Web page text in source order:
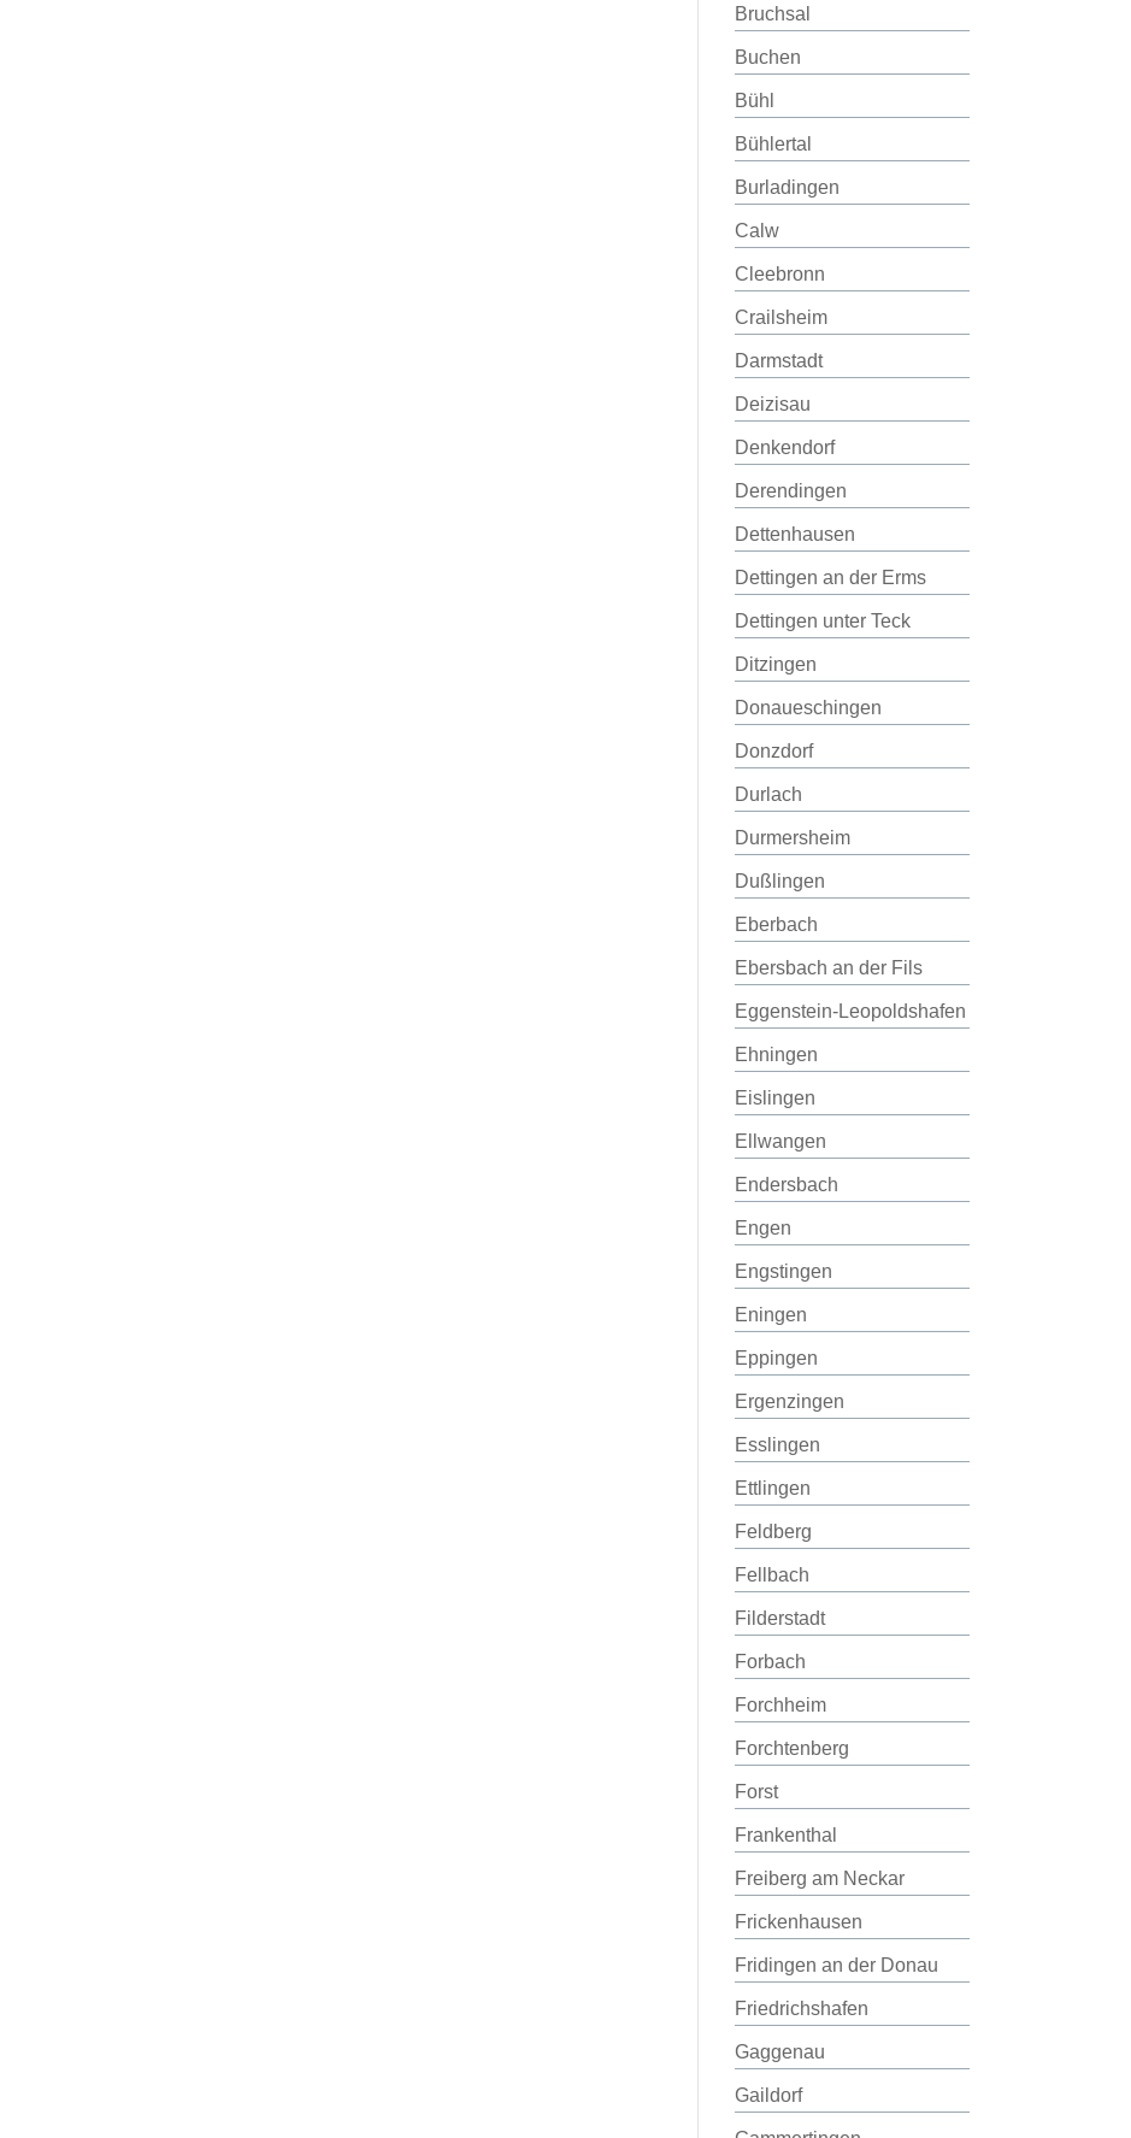
Bruchsal
Buchen
Bühl
Bühlertal
Burladingen
Calw
Cleebronn
Crailsheim
Darmstadt
Deizisau
Denkendorf
Derendingen
Dettenhausen
Dettingen an der Erms
Dettingen unter Teck
Ditzingen
Donaueschingen
Donzdorf
Durlach
Durmersheim
Dußlingen
Eberbach
Ebersbach an der Fils
Eggenstein-Leopoldshafen
Ehningen
Eislingen
Ellwangen
Endersbach
Engen
Engstingen
Eningen
Eppingen
Ergenzingen
Esslingen
Ettlingen
Feldberg
Fellbach
Filderstadt
Forbach
Forchheim
Forchtenberg
Forst
Frankenthal
Freiberg am Neckar
Frickenhausen
Fridingen an der Donau
Friedrichshafen
Gaggenau
Gaildorf